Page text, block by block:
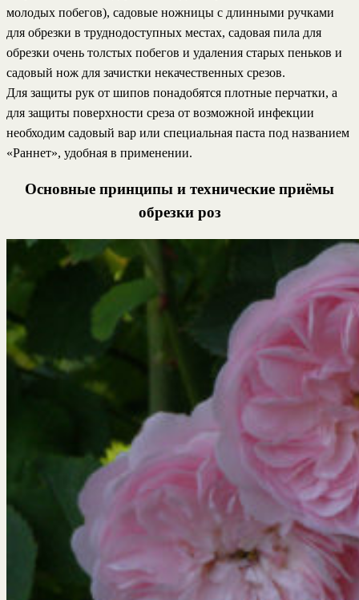
молодых побегов), садовые ножницы с длинными ручками
для обрезки в труднодоступных местах, садовая пила для
обрезки очень толстых побегов и удаления старых пеньков и
садовый нож для зачистки некачественных срезов.
Для защиты рук от шипов понадобятся плотные перчатки, а
для защиты поверхности среза от возможной инфекции
необходим садовый вар или специальная паста под названием
«Раннет», удобная в применении.
Основные принципы и технические приёмы
обрезки роз